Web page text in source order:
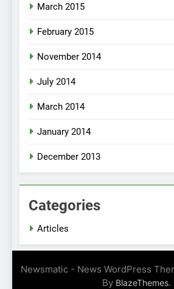
March 2015
February 2015
November 2014
July 2014
March 2014
January 2014
December 2013
Categories
Articles
Newsmatic - News WordPress
By BlazeThemes.